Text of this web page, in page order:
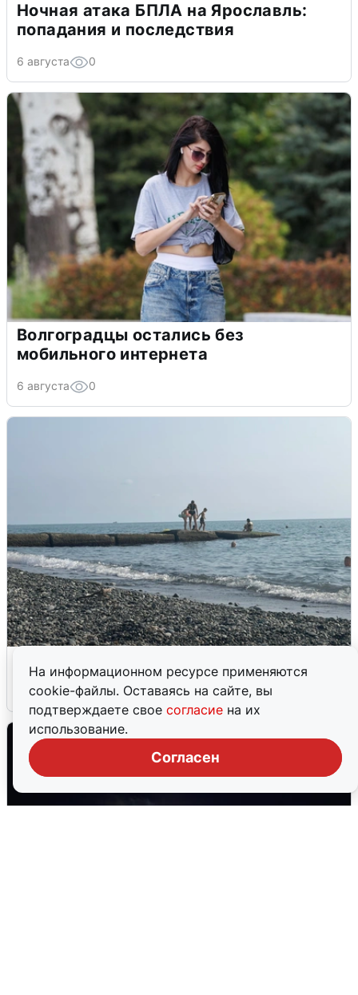
На информационном ресурсе применяются
cookie-файлы. Оставаясь на сайте, вы
подтверждаете свое согласие на их
использование.
Согласен
Ночная атака БПЛА на Ярославль:
попадания и последствия
6 августа 0
Волгоградцы остались без
мобильного интернета
6 августа 0
6 августа 0